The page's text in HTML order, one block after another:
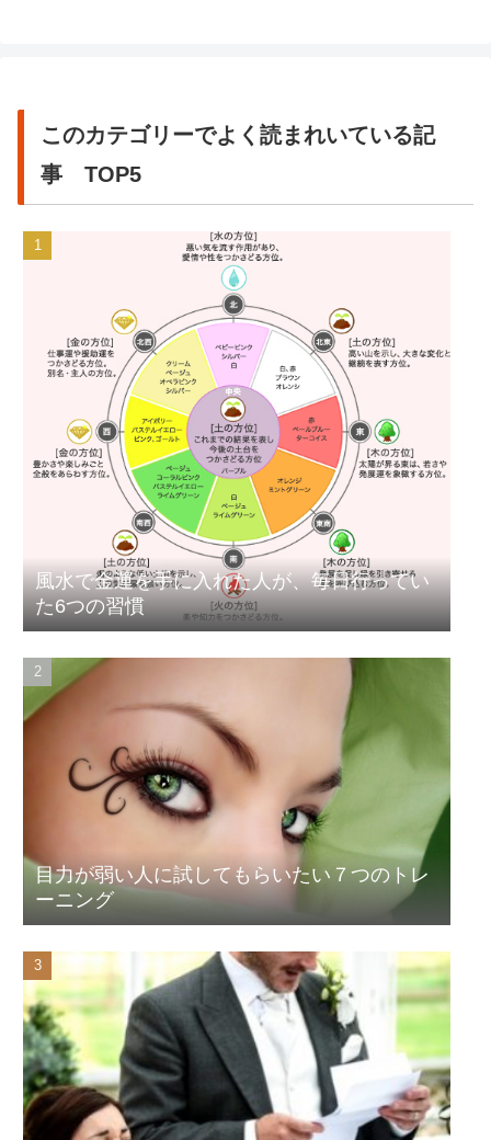
このカテゴリーでよく読まれいている記
事 TOP5
風水で金運を手に入れた人が、毎日行ってい
た6つの習慣
目力が弱い人に試してもらいたい７つのトレ
ーニング